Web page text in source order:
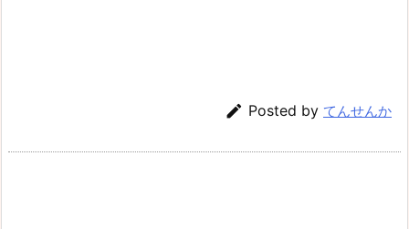
 Posted by てんせんか